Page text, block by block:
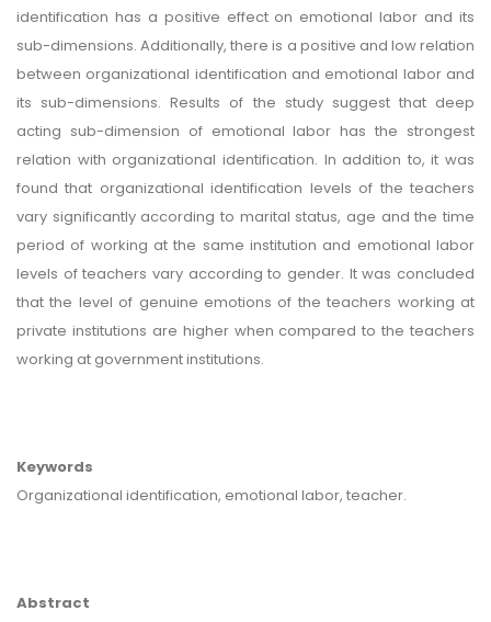
identification has a positive effect on emotional labor and its
sub-dimensions. Additionally, there is a positive and low relation
between organizational identification and emotional labor and
its sub-dimensions. Results of the study suggest that deep
acting sub-dimension of emotional labor has the strongest
relation with organizational identification. In addition to, it was
found that organizational identification levels of the teachers
vary significantly according to marital status, age and the time
period of working at the same institution and emotional labor
levels of teachers vary according to gender. It was concluded
that the level of genuine emotions of the teachers working at
private institutions are higher when compared to the teachers
working at government institutions.
Keywords
Organizational identification, emotional labor, teacher.
Abstract